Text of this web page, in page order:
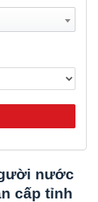
nước
cấp tỉnh